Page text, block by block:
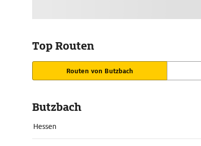
Top Routen
Routen von Butzbach
Butzbach
Hessen